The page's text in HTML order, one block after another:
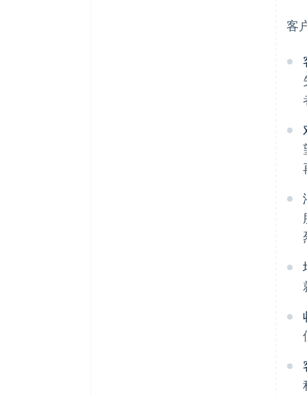
客